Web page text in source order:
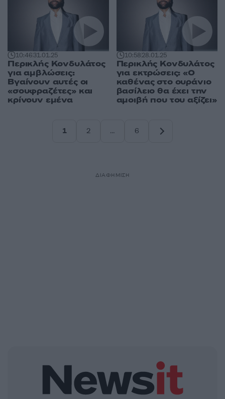
10:4631.01.25
Περικλής Κονδυλάτος
για αμβλώσεις:
Βγαίνουν αυτές οι
«σουφραζέτες» και
κρίνουν εμένα
10:5828.01.25
Περικλής Κονδυλάτος
για εκτρώσεις: «Ο
καθένας στο ουράνιο
βασίλειο θα έχει την
αμοιβή που του αξίζει»
1
2
…
6
ΔΙΑΦΗΜΙΣΗ